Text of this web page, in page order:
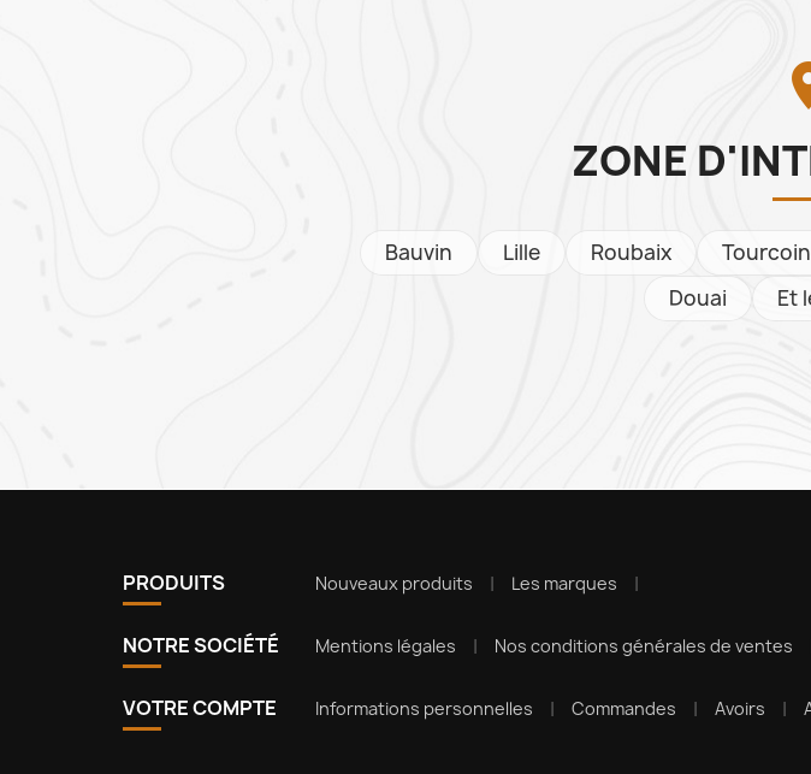
ZONE
Bauvin Lille Roubaix
Douai
Et
PRODUITS Nouveaux produits Les marques
NOTRE SOCIÉTÉ Mentions légales Nos conditions générales de ventes
VOTRE COMPTE Informations personnelles Commandes Avoirs